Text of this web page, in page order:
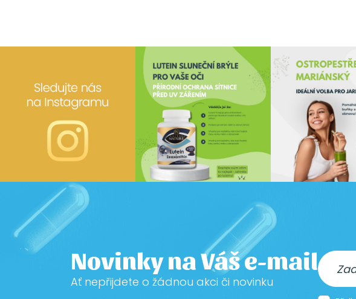
Novinky na Váš e-mail
Ať nepřijdete o žádnou akci či novinku